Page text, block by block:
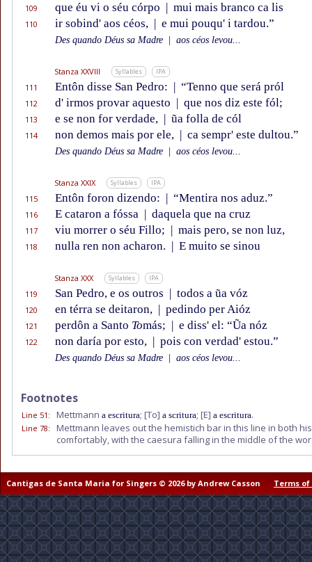
109 que éu vi o séu córpo | mui mais branco ca lis
110 ir sobind' aos céos, | e mui pouqu' i tardou.”
Des quando Déus sa Madre aos céos levou...
Stanza XXVIII Syllables IPA
111 Entôn disse San Pedro: | “Tenno que será pról
112 d' irmos provar aquesto | que nos diz este fól;
113 e se non for verdade, | ũa folla de cól
114 non demos mais por ele, | ca sempr' este dultou.”
Des quando Déus sa Madre aos céos levou...
Stanza XXIX Syllables IPA
115 Entôn foron dizendo: | “Mentira nos aduz.”
116 E cataron a fóssa | daquela que na cruz
117 viu morrer o séu Fillo; | mais pero, se non luz,
118 nulla ren non acharon. | E muito se sinou
Stanza XXX Syllables IPA
119 San Pedro, e os outros | todos a ũa vóz
120 en térra se deitaron, | pedindo per Aióz
121 perdôn a Santo Tomás; | e diss' el: “Ũa nóz
122 non daría por esto, | pois con verdad' estou.”
Des quando Déus sa Madre aos céos levou...
Footnotes
Line 51 : Mettmann a escritura; [To] a scritura; [E] a escritura.
Line 78:
Mettmann leaves out the hemistich bar in this line in both
comfortably, with the caesura falling in the middle of the
Cantigas de Santa Maria for Singers © 2026 by Andrew Casson Terms of